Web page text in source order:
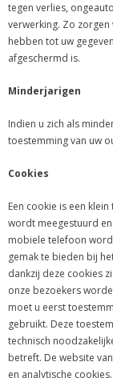
tegen verlies,
verwerking. Zo
hebben tot uw
afgeschermd is.
Minderjarigen
Indien u zich als
toestemming van uw
Cookies
Een cookie is een
wordt meegestuurd
mobiele telefoon
gemak te bieden bij
dankzij deze cookies
onze bezoekers
moet u eerst
gebruikt. Deze
technisch
betreft. De website
en analytische